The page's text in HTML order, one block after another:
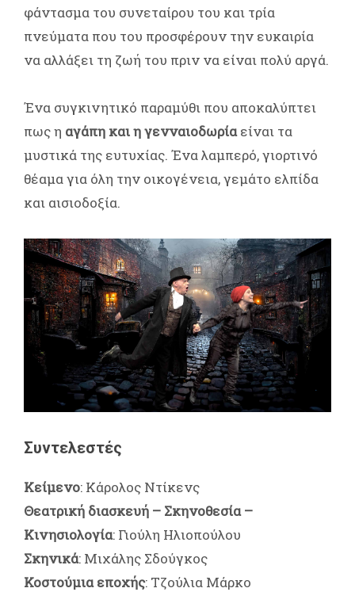
φάντασμα του συνεταίρου του και τρία
πνεύματα που του προσφέρουν την ευκαιρία
να αλλάξει τη ζωή του πριν να είναι πολύ αργά.
Ένα συγκινητικό παραμύθι που αποκαλύπτει
πως η αγάπη και η γενναιοδωρίαείναι τα
μυστικά της ευτυχίας. Ένα λαμπερό, γιορτινό
θέαμα για όλη την οικογένεια, γεμάτο ελπίδα
και αισιοδοξία.
Συντελεστές
Κείμενο: Κάρολος Ντίκενς
Θεατρική διασκευή – Σκηνοθεσία –
Κινησιολογία: Γιούλη Ηλιοπούλου
Σκηνικά: Μιχάλης Σδούγκος
Κοστούμια εποχής: Τζούλια Μάρκο